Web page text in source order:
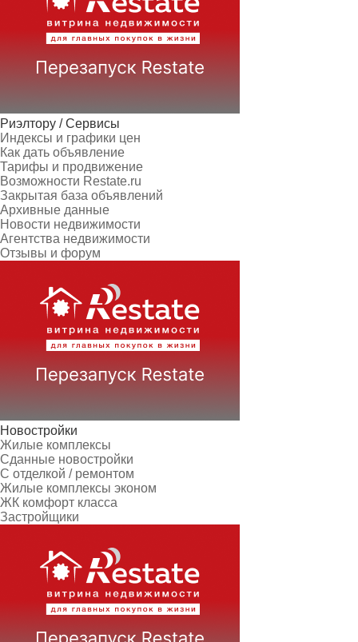
Риэлтору / Сервисы
Индексы и графики цен
Как дать объявление
Тарифы и продвижение
Возможности Restate.ru
Закрытая база объявлений
Архивные данные
Новости недвижимости
Агентства недвижимости
Отзывы и форум
Новостройки
Жилые комплексы
Сданные новостройки
С отделкой / ремонтом
Жилые комплексы эконом
ЖК комфорт класса
Застройщики